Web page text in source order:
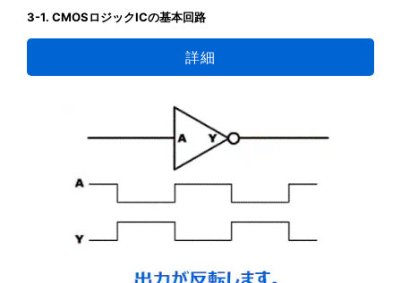
3-1. CMOSロジックICの基本回路
詳細